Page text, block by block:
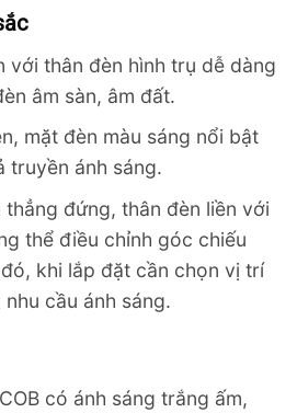
với thân đèn hình trụ dễ dàng
âm sàn, âm đất.
mặt đèn màu sáng nổi bật
truyền ánh sáng.
đứng, thân đèn liền với
thể điều chỉnh góc chiếu
khi lắp đặt cần chọn vị trí
cầu ánh sáng.
có ánh sáng trắng ấm,